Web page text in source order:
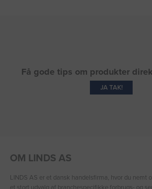
Få gode tips om produkter
JA TAK!
OM LINDS AS
LINDS AS er et dansk handelsfirma, hvor du nemt
et stort udvalg af branchespecifikke forbrugs- og